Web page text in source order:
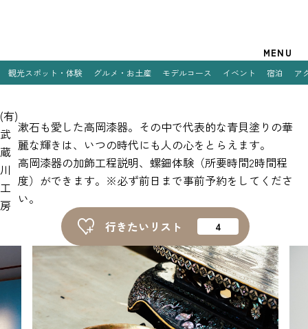
観光スポット・体験 グルメ・お土産 モデルコース イベント 宿泊 ア
(有)
武
蔵
川
工
房
漱石も愛した高岡漆器。その中で代表的な青貝塗りの華
麗な輝きは、いつの時代にも人の心をとらえます。
高岡漆器の加飾工程説明、螺鈿体験（所要時間2時間程
度）ができます。※必ず前日まで事前予約をしてくださ
い。
行きたいリスト
観光スポット・体験
グルメ・お土産
モデルコース
イベント
宿泊
アクセス
ピックアップ
MENU